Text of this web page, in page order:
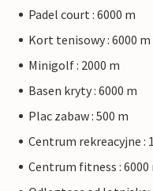
Padel court : 6000 m
Kort tenisowy : 6000 m
Minigolf : 2000 m
Basen kryty : 6000 m
Plac zabaw : 500 m
Centrum rekreacyjne :
Centrum fitness : 6000